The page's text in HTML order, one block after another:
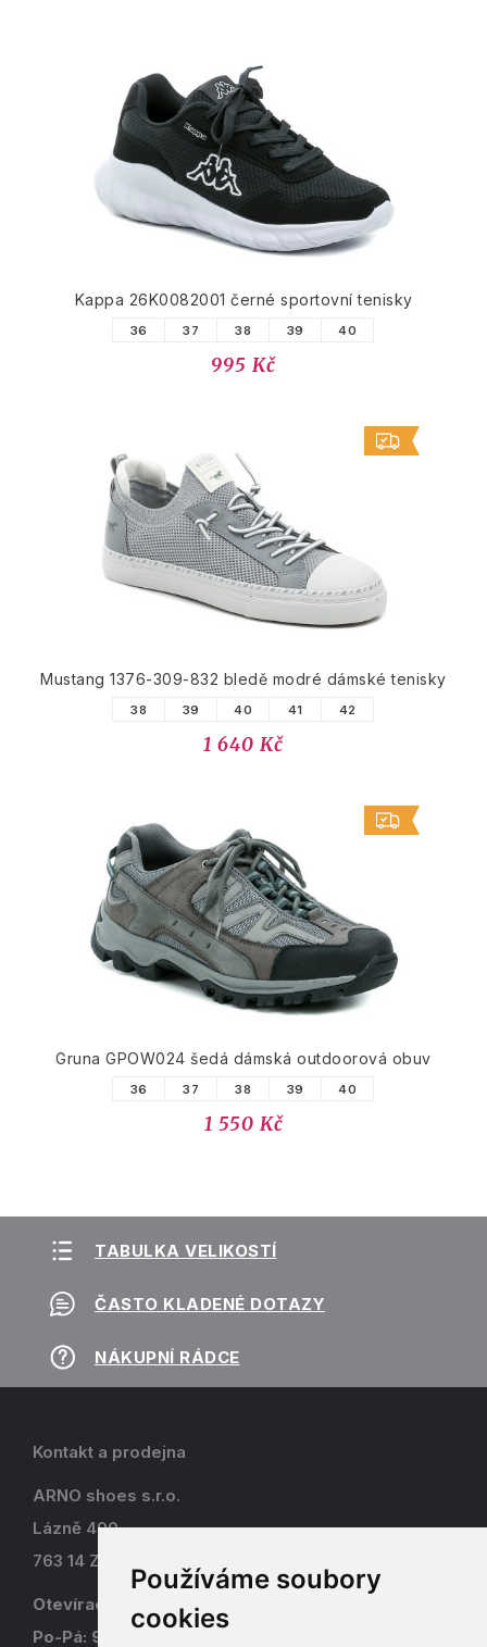
Používáme soubory
cookies
Kappa 26K0082001 černé sportovní tenisky
36 37 38 39 40
995 Kč
Mustang 1376-309-832 bledě modré dámské tenisky
38 39 40 41 42
1 640 Kč
Gruna GPOW024 šedá dámská outdoorová obuv
36 37 38 39 40
1 550 Kč
TABULKA VELIKOSTÍ
ČASTO KLADENÉ DOTAZY
NÁKUPNÍ RÁDCE
Kontakt a prodejna
ARNO shoes s.r.o.
Lázně 490
763 14 Zlín - Kostelec
Otevírací doba
Po-Pá: 9-17